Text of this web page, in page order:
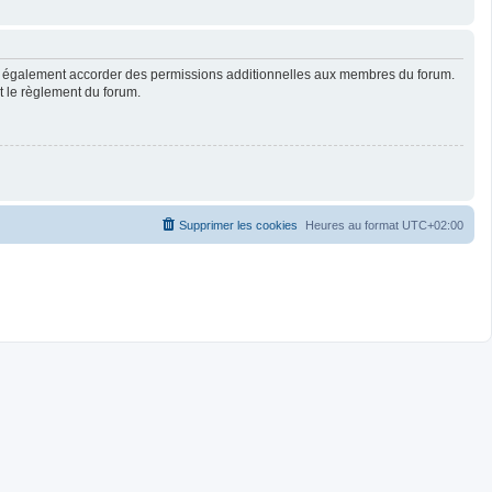
accorder des permissions additionnelles aux membres du forum.
règlement du forum.
Heures au format UTC+02:00
Supprimer les cookies